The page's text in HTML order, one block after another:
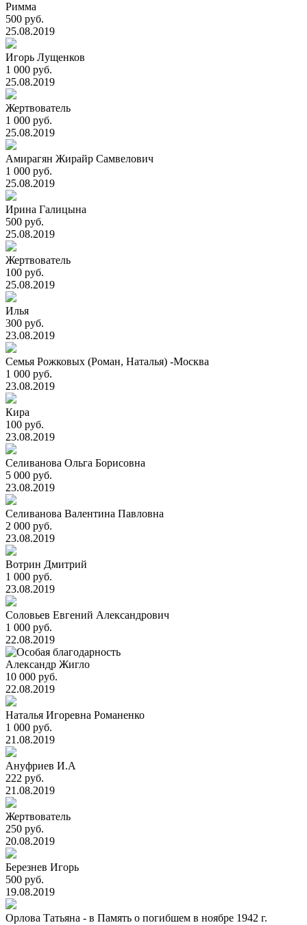
Римма
500 руб.
25.08.2019
Игорь Лущенков
1 000 руб.
25.08.2019
Жертвователь
1 000 руб.
25.08.2019
Амирагян Жирайр Самвелович
1 000 руб.
25.08.2019
Ирина Галицына
500 руб.
25.08.2019
Жертвователь
100 руб.
25.08.2019
Илья
300 руб.
23.08.2019
Семья Рожковых (Роман, Наталья) -Москва
1 000 руб.
23.08.2019
Кира
100 руб.
23.08.2019
Селиванова Ольга Борисовна
5 000 руб.
23.08.2019
Селиванова Валентина Павловна
2 000 руб.
23.08.2019
Вотрин Дмитрий
1 000 руб.
23.08.2019
Соловьев Евгений Александрович
1 000 руб.
22.08.2019
Александр Жигло
10 000 руб.
22.08.2019
Наталья Игоревна Романенко
1 000 руб.
21.08.2019
Ануфриев И.А
222 руб.
21.08.2019
Жертвователь
250 руб.
20.08.2019
Березнев Игорь
500 руб.
19.08.2019
Орлова Татьяна - в Память о погибшем в ноябре 1942 г.